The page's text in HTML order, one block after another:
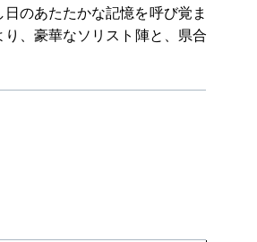
のあたたかな記憶を呼び覚ま
、豪華なソリスト陣と、県合